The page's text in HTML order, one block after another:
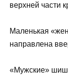
верхней части
Маленькая
направлена
«Мужские»